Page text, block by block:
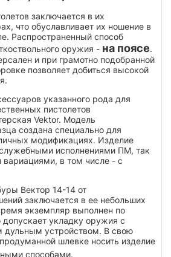
заключается в их
что обуславливает их ношение в
Распространенный способ
оружия - на поясе.
и при грамотно подобранной
позволяет добиться высокой
указанного рода для
пистолетов
Vektor. Модель
создана специально для
модификациях. Изделие
исполнениями ПМ, так
вариациями, в том числе - с
Вектор 14-14 от
заключается в ее небольших
экземпляр выполнен по
допускает укладку оружия с
дульным устройством. В свою
шлевке носить изделие
способами.